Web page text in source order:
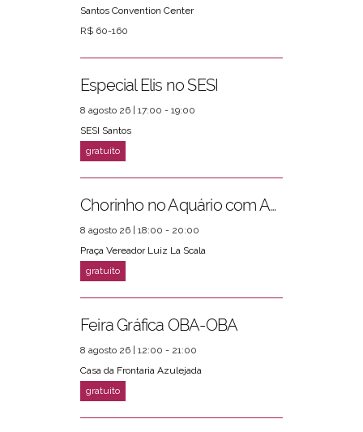
Santos Convention Center
R$ 60-160
Especial Elis no SESI
8 agosto 26 | 17:00 - 19:00
SESI Santos
Chorinho no Aquário com Amigos da Música e Mari Torres
8 agosto 26 | 18:00 - 20:00
Praça Vereador Luiz La Scala
Feira Gráfica OBA-OBA
8 agosto 26 | 12:00 - 21:00
Casa da Frontaria Azulejada